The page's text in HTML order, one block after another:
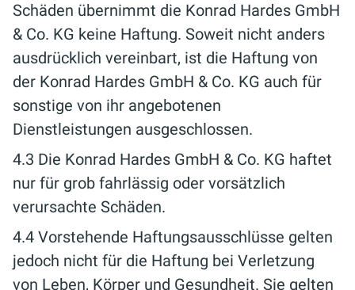
Schäden übernimmt die Konrad Hardes GmbH
& Co. KG keine Haftung. Soweit nicht anders
ausdrücklich vereinbart, ist die Haftung von
der Konrad Hardes GmbH & Co. KG auch für
sonstige von ihr angebotenen
Dienstleistungen ausgeschlossen.
4.3 Die Konrad Hardes GmbH & Co. KG haftet
nur für grob fahrlässig oder vorsätzlich
verursachte Schäden.
4.4 Vorstehende Haftungsausschlüsse gelten
jedoch nicht für die Haftung bei Verletzung
von Leben, Körper und Gesundheit. Sie gelten